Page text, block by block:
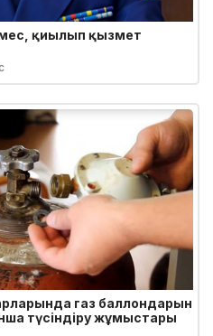
қиылып қызмет
газ баллондарын
түсіндіру жұмыстары